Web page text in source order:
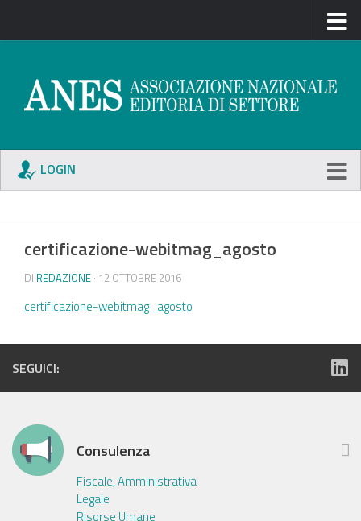
LOGIN
certificazione-webitmag_agosto
DI REDAZIONE · 12 OTTOBRE 2016
certificazione-webitmag_agosto
SEGUICI:
Consulenza
Fiscale, Amministrativa
Legale
Risorse Umane